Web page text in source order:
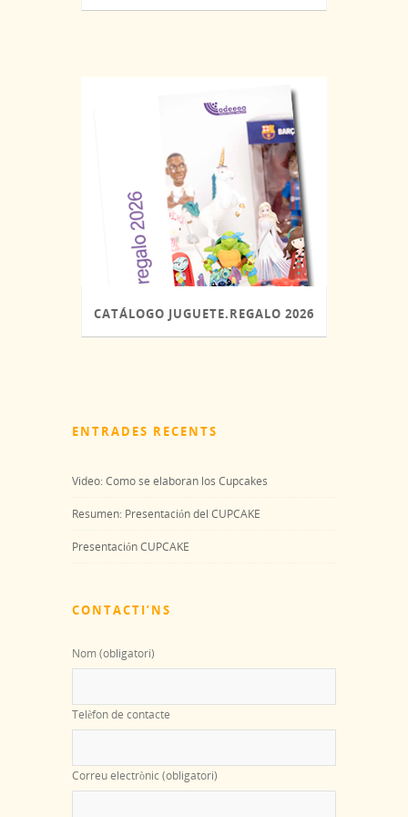
2026 (PDF)
CATÁLOGO JUGUETE.REGALO 2026
(PDF)
ENTRADES RECENTS
Video: Como se elaboran los Cupcakes
Resumen: Presentación del CUPCAKE
Presentación CUPCAKE
CONTACTI’NS
Nom (obligatori)
Telèfon de contacte
Correu electrònic (obligatori)